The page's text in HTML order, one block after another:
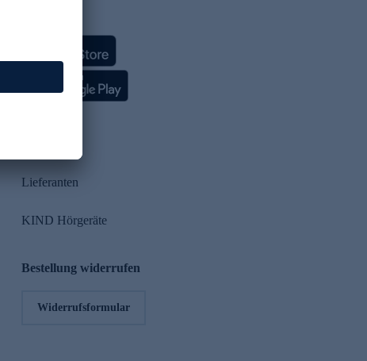
Lieferanten
KIND Hörgeräte
Bestellung widerrufen
Widerrufsformular